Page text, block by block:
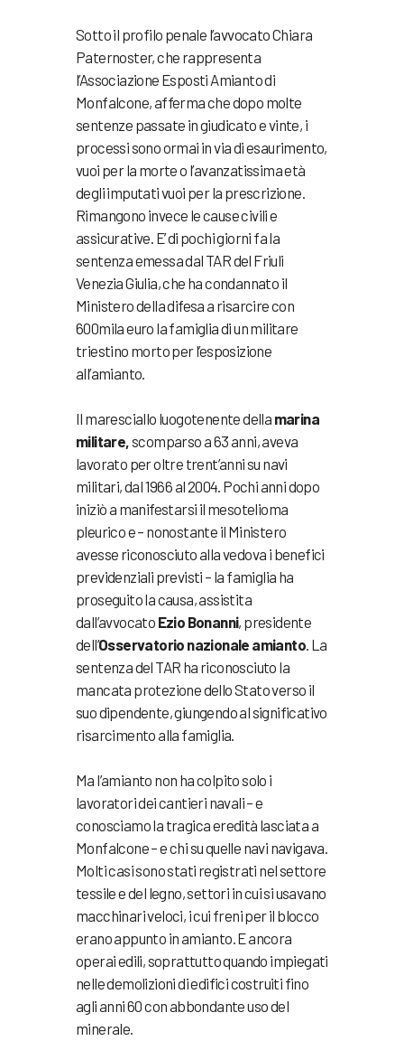
Sotto il profilo penale l’avvocato Chiara
Paternoster, che rappresenta
l’Associazione Esposti Amianto di
Monfalcone, afferma che dopo molte
sentenze passate in giudicato e vinte, i
processi sono ormai in via di esaurimento,
vuoi per la morte o l’avanzatissima età
degli imputati vuoi per la prescrizione.
Rimangono invece le cause civili e
assicurative. E’ di pochi giorni fa la
sentenza emessa dal TAR del Friuli
Venezia Giulia, che ha condannato il
Ministero della difesa a risarcire con
600mila euro la famiglia di un militare
triestino morto per l’esposizione
all’amianto.
Il maresciallo luogotenente della marina
militare,scomparso a 63 anni, aveva
lavorato per oltre trent’anni su navi
militari, dal 1966 al 2004. Pochi anni dopo
iniziò a manifestarsi il mesotelioma
pleurico e – nonostante il Ministero
avesse riconosciuto alla vedova i benefici
previdenziali previsti – la famiglia ha
proseguito la causa, assistita
dall’avvocato Ezio Bonanni, presidente
dell’Osservatorio nazionale amianto. La
sentenza del TAR ha riconosciuto la
mancata protezione dello Stato verso il
suo dipendente, giungendo al significativo
risarcimento alla famiglia.
Ma l’amianto non ha colpito solo i
lavoratori dei cantieri navali – e
conosciamo la tragica eredità lasciata a
Monfalcone – e chi su quelle navi navigava.
Molti casi sono stati registrati nel settore
tessile e del legno, settori in cui si usavano
macchinari veloci, i cui freni per il blocco
erano appunto in amianto. E ancora
operai edili, soprattutto quando impiegati
nelle demolizioni di edifici costruiti fino
agli anni 60 con abbondante uso del
minerale.